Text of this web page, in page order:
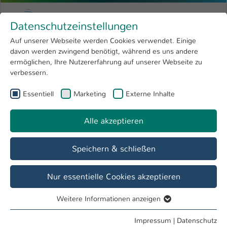
Menu
Forschung 4
Open submenu
Hochschule
International
Zum Hauptinhalt springen
Hochschule Kaiserslautern
Sie sind hier:
Menschen und Projekte
Show larger version
Datenschutzeinstellungen
Auf unserer Webseite werden Cookies verwendet. Einige
davon werden zwingend benötigt, während es uns andere
ermöglichen, Ihre Nutzererfahrung auf unserer Webseite zu
verbessern.
Essentiell Marketing Externe Inhalte
Alle akzeptieren
Speichern & schließen
Nur essentielle Cookies akzeptieren
Essentielle Cookies werden für grundlegende Funktionen
Weitere Informationen anzeigen
Impressum | Datenschutz